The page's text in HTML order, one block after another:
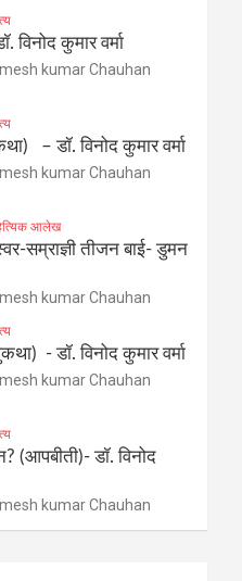
कुमार वर्मा
kumar Chauhan
– डॉ. विनोद कुमार वर्मा
kumar Chauhan
आलेख
सम्राज्ञी तीजन बाई- डुमन
kumar Chauhan
​- डॉ. विनोद कुमार वर्मा
kumar Chauhan
(आपबीती)​- डॉ. विनोद
kumar Chauhan